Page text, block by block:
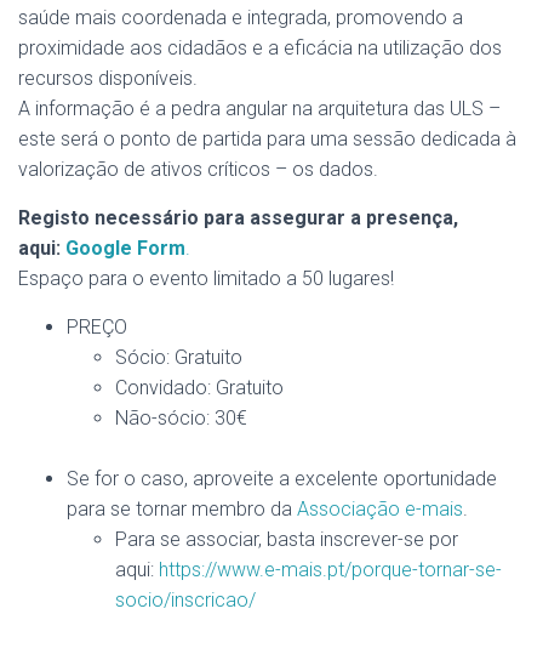
saúde mais coordenada e integrada, promovendo a
proximidade aos cidadãos e a eficácia na utilização dos
recursos disponíveis.
A informação é a pedra angular na arquitetura das ULS –
este será o ponto de partida para uma sessão dedicada à
valorização de ativos críticos – os dados.
Registo necessário para assegurar a presença,
aqui: Google Form.
Espaço para o evento limitado a 50 lugares!
PREÇO
Sócio: Gratuito
Convidado: Gratuito
Não-sócio: 30€
Se for o caso, aproveite a excelente oportunidade
para se tornar membro da Associação e-mais.
Para se associar, basta inscrever-se por
aqui: https://www.e-mais.pt/porque-tornar-se-
socio/inscricao/